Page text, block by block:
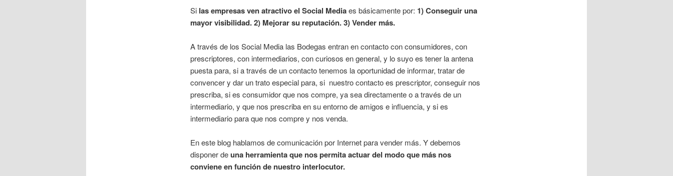
Silas empresas ven atractivo el Social Mediaes básicamente por: 1) Conseguir una
mayor visibilidad. 2) Mejorar su reputación. 3) Vender más.
A través de los Social Media las Bodegas entran en contacto con consumidores, con
prescriptores, con intermediarios, con curiosos en general, y lo suyo es tener la antena
puesta para, si a través de un contacto tenemos la oportunidad de informar, tratar de
convencer y dar un trato especial para, si nuestro contacto es prescriptor, conseguir nos
prescriba, si es consumidor que nos compre, ya sea directamente o a través de un
intermediario, y que nos prescriba en su entorno de amigos e influencia, y si es
intermediario para que nos compre y nos venda.
En este blog hablamos de comunicación por Internet para vender más. Y debemos
disponer deuna herramienta que nos permita actuar del modo que más nos
conviene en función de nuestro interlocutor.